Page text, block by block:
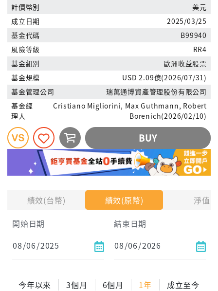
績效(台幣) 績效(原幣)
淨值
開始日期
結束日期
今年以來 3個月 6個月 1年 成立至今
計價幣別
美元
成立日期
2025/03/25
基金代碼
B99940
風險等級
RR4
基金組別
歐洲收益股票
基金規模
USD 2.09億(2026/07/31)
基金管理公司
瑞萬通博資產管理股份有限公司
基金經
理人
Cristiano Migliorini, Max Guthmann, Robert
Borenich(2026/02/10)
BUY